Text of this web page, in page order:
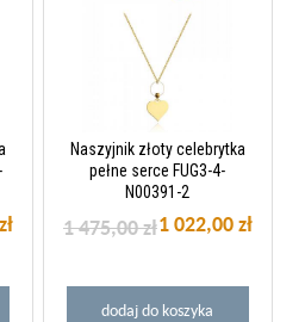
Naszyjnik złoty celebrytka
pełne serce FUG3-4-
N00391-2
1 022,00 zł
1 475,00 zł
dodaj do koszyka